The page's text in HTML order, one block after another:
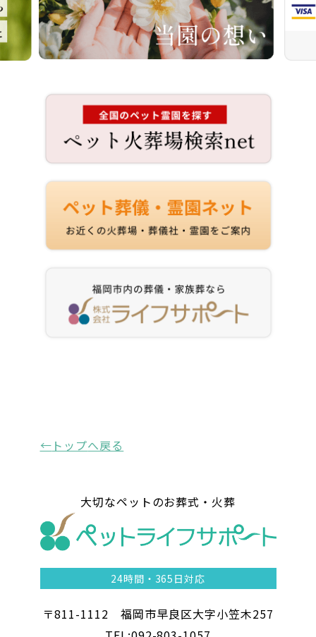
トップへ戻る
大切なペットのお葬式・火葬
24時間・ 365日対応
〒811-1112 福岡市早良区大字小笠木257